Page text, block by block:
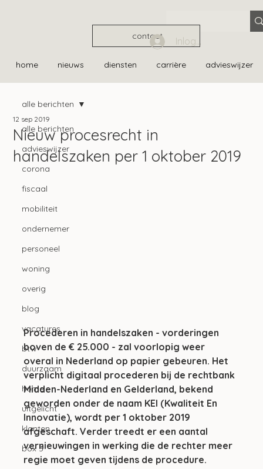
contact
home nieuws diensten carrière advieswijzer
Inloggen
alle berichten
advieswijzer
corona
fiscaal
mobiliteit
ondernemer
personeel
woning
overig
blog
vacatures
btw
duurzaam
home
uitgelicht
klanten
box 3
alle berichten
Nieuw procesrecht in
handelszaken per 1 oktober 2019
12 sep 2019
Procederen in handelszaken - vorderingen
boven de € 25.000 - zal voorlopig weer
overal in Nederland op papier gebeuren. Het
verplicht digitaal procederen bij de rechtbank
Midden-Nederland en Gelderland, bekend
geworden onder de naam KEI (Kwaliteit En
Innovatie), wordt per 1 oktober 2019
afgeschaft. Verder treedt er een aantal
vernieuwingen in werking die de rechter meer
regie moet geven tijdens de procedure.